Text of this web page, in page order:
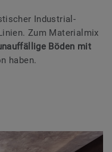
Industrial-
Zum Materialmix
Böden mit
haben.